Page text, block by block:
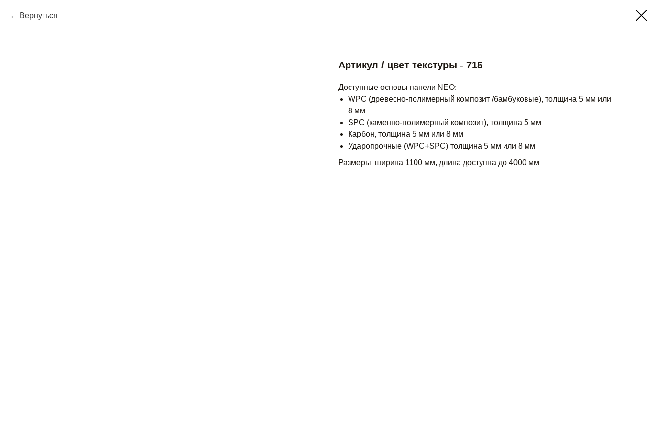
Вернуться
Артикул / цвет текстуры - 715
Доступные основы панели NEO:
WPC (древесно-полимерный композит /бамбуковые), толщина 5 мм или
8 мм
SPC (каменно-полимерный композит), толщина 5 мм
Карбон, толщина 5 мм или 8 мм
Ударопрочные (WPC+SPC) толщина 5 мм или 8 мм
Размеры: ширина 1100 мм, длина доступна до 4000 мм